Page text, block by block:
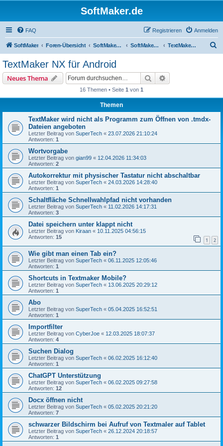
SoftMaker.de
FAQ Anmelden
Registrieren
SoftMaker Foren-Übersicht SoftMaker Office NX SoftMaker Office NX für Android TextMaker NX für Android
TextMaker NX für Android
Neues Thema Suche
16 Themen • Seite 1 von 1
Themen
TextMaker wird nicht als Programm zum Öffnen von .tmdx-
Dateien angeboten
Letzter Beitrag von SuperTech « 23.07.2026 21:10:24
Antworten: 1
Wortvorgabe
Letzter Beitrag von gian99 « 12.04.2026 11:34:03
Antworten: 2
Autokorrektur mit physischer Tastatur nicht abschaltbar
Letzter Beitrag von SuperTech « 24.03.2026 14:28:40
Antworten: 1
Schaltfläche Schnellwahlpfad nicht vorhanden
Letzter Beitrag von SuperTech « 11.02.2026 14:17:31
Antworten: 3
Datei speichern unter klappt nicht
Letzter Beitrag von Kiraan « 10.11.2025 04:56:15
Antworten: 15 1 2
Wie gibt man einen Tab ein?
Letzter Beitrag von SuperTech « 06.11.2025 12:05:46
Antworten: 1
Shortcuts in Textmaker Mobile?
Letzter Beitrag von SuperTech « 13.06.2025 20:29:12
Antworten: 1
Abo
Letzter Beitrag von SuperTech « 05.04.2025 16:52:51
Antworten: 1
Importfilter
Letzter Beitrag von CyberJoe « 12.03.2025 18:07:37
Antworten: 4
Suchen Dialog
Letzter Beitrag von SuperTech « 06.02.2025 16:12:40
Antworten: 1
ChatGPT Unterstützung
Letzter Beitrag von SuperTech « 06.02.2025 09:27:58
Antworten: 12
Docx öffnen nicht
Letzter Beitrag von SuperTech « 05.02.2025 20:21:20
Antworten: 7
schwarzer Bildschirm bei Aufruf von Textmaler auf Tablet
Letzter Beitrag von SuperTech « 26.12.2024 20:18:57
Antworten: 1